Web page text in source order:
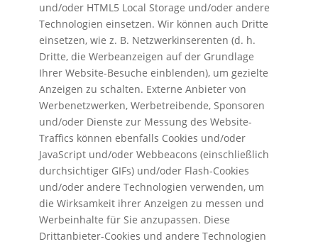
und/oder HTML5 Local Storage und/oder andere
Technologien einsetzen. Wir können auch Dritte
einsetzen, wie z. B. Netzwerkinserenten (d. h.
Dritte, die Werbeanzeigen auf der Grundlage
Ihrer Website-Besuche einblenden), um gezielte
Anzeigen zu schalten. Externe Anbieter von
Werbenetzwerken, Werbetreibende, Sponsoren
und/oder Dienste zur Messung des Website-
Traffics können ebenfalls Cookies und/oder
JavaScript und/oder Webbeacons (einschließlich
durchsichtiger GIFs) und/oder Flash-Cookies
und/oder andere Technologien verwenden, um
die Wirksamkeit ihrer Anzeigen zu messen und
Werbeinhalte für Sie anzupassen. Diese
Drittanbieter-Cookies und andere Technologien